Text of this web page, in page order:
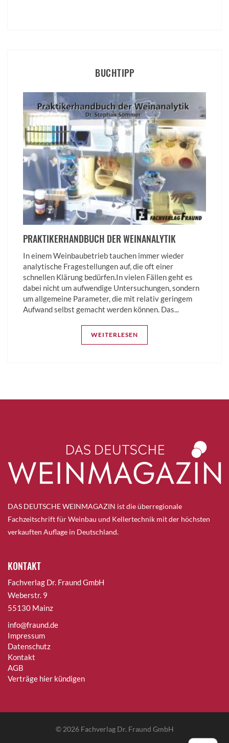
BUCHTIPP
PRAKTIKERHANDBUCH DER WEINANALYTIK
In einem Weinbaubetrieb tauchen immer wieder
analytische Fragestellungen auf, die oft einer
schnellen Klärung bedürfen.In vielen Fällen geht es
dabei nicht um aufwendige Untersuchungen, sondern
um allgemeine Parameter, die mit relativ geringem
Aufwand selbst gemacht werden können. Das...
WEITERLESEN
DAS DEUTSCHE WEINMAGAZIN ist die überregionale
Fachzeitschrift für Weinbau und Kellertechnik mit der höchsten
verkauften Auflage in Deutschland.
KONTAKT
Fachverlag Dr. Fraund GmbH
Weberstr. 9
55130 Mainz
info@fraund.de
Impressum
Datenschutz
Kontakt
AGB
Verträge hier kündigen
© 2026 Fachverlag Dr. Fraund GmbH